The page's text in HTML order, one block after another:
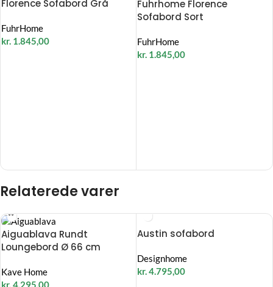
Florence Sofabord Grå
FuhrHome
kr. 1.845,00
Fuhrhome Florence
Sofabord Sort
FuhrHome
kr. 1.845,00
Relaterede varer
Aiguablava Rundt
Loungebord Ø 66 cm
Kave Home
kr.4.295,00
Austin sofabord
Designhome
kr. 4.795,00